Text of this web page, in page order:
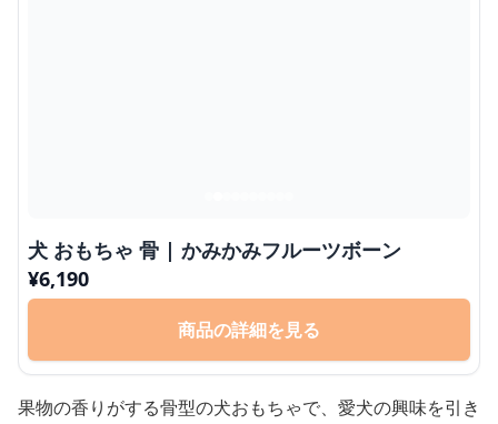
犬 おもちゃ 骨 | かみかみフルーツボーン
¥6,190
商品の詳細を見る
果物の香りがする骨型の犬おもちゃで、愛犬の興味を引き